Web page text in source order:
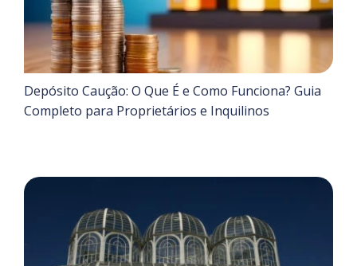
Depósito Caução: O Que É e Como Funciona? Guia
Completo para Proprietários e Inquilinos